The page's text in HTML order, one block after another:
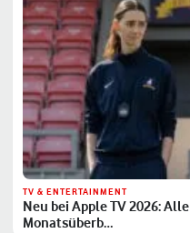
TV & ENTERTAINMENT
Neu bei Apple TV 2026:
Monatsüberb…